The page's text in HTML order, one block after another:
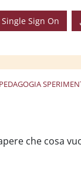
Single Sign On
che cosa